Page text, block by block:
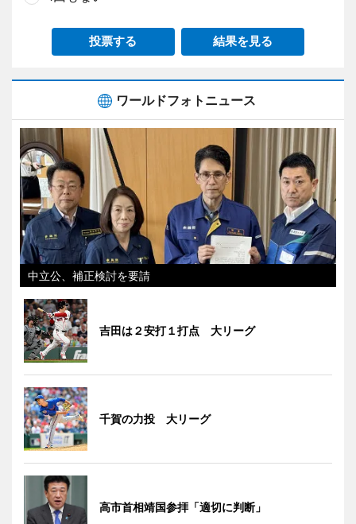
投票する 結果を見る
ワールドフォトニュース
中立公、補正検討を要請
吉田は２安打１打点 大リーグ
千賀の力投 大リーグ
高市首相靖国参拝「適切に判断」